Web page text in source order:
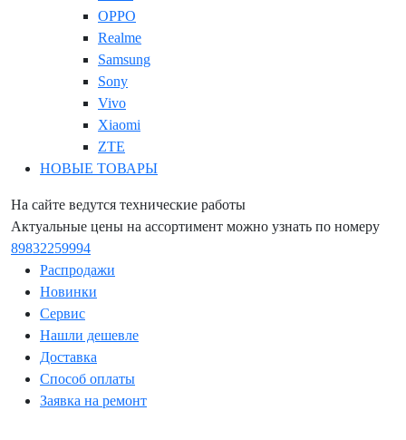
OPPO
Realme
Samsung
Sony
Vivo
Xiaomi
ZTE
НОВЫЕ ТОВАРЫ
На сайте ведутся технические работы
Актуальные цены на ассортимент можно узнать по номеру
89832259994
Распродажи
Новинки
Сервис
Нашли дешевле
Доставка
Способ оплаты
Заявка на ремонт